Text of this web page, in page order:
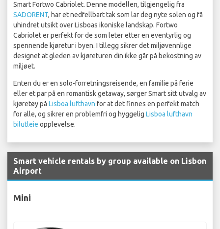
Smart Fortwo Cabriolet. Denne modellen, tilgjengelig fra
SADORENT, har et nedfellbart tak som lar deg nyte solen og få
uhindret utsikt over Lisboas ikoniske landskap. Fortwo
Cabriolet er perfekt for de som leter etter en eventyrlig og
spennende kjøretur i byen. I tillegg sikrer det miljøvennlige
designet at gleden av kjøreturen din ikke går på bekostning av
miljøet.
Enten du er en solo-forretningsreisende, en familie på ferie
eller et par på en romantisk getaway, sørger Smart sitt utvalg av
kjøretøy på Lisboa lufthavn for at det finnes en perfekt match
for alle, og sikrer en problemfri og hyggelig Lisboa lufthavn
bilutleie opplevelse.
Smart vehicle rentals by group available on Lisbon
Airport
Mini